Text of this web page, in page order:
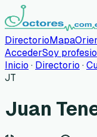
DirectorioMapa
AccederSoy
Inicio · Directorio ·
JT
Juan